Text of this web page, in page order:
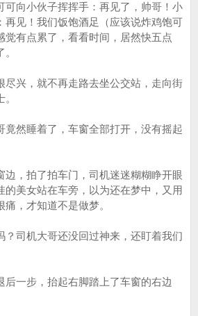
向小伙子挥挥手：再见了，帅哥！小
再见！我们饭饱酒足（应该说炸鸡饱可
觉有点累了，看看时间，居然快五点
兴，就不再走路去坐公交站，走向街
然睡着了，车窗全部打开，没有摇起
，拍了拍车门，司机迷迷糊糊睁开眼
的美女站在车旁，以为还在梦中，又用
，才知道不是做梦。
司机大哥还没回过神来，还盯着我们
一步，抬起右脚踏上了车窗的右边